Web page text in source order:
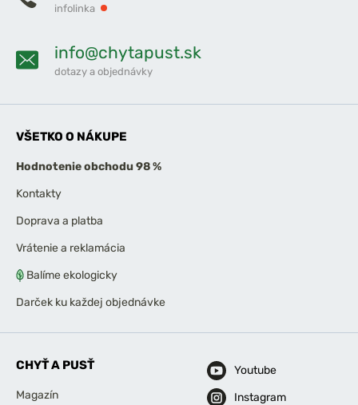
infolinka
info@chytapust.sk
dotazy a objednávky
VŠETKO O NÁKUPE
Hodnotenie obchodu 98 %
Kontakty
Doprava a platba
Vrátenie a reklamácia
Balíme ekologicky
Darček ku každej objednávke
CHYŤ A PUSŤ
Magazín
Youtube
Instagram